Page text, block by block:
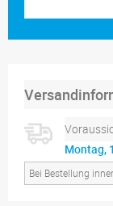
Montag,
Bei Bestellung